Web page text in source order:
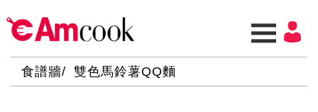
食譜牆 雙色馬鈴薯QQ麵